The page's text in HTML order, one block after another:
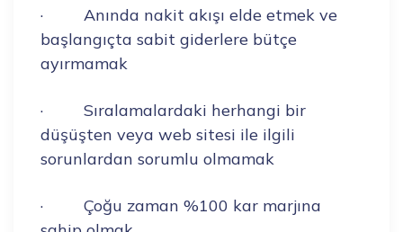
· Anında nakit akışı elde etmek ve
başlangıçta sabit giderlere bütçe
ayırmamak
· Sıralamalardaki herhangi bir
düşüşten veya web sitesi ile ilgili
sorunlardan sorumlu olmamak
· Çoğu zaman %100 kar marjına